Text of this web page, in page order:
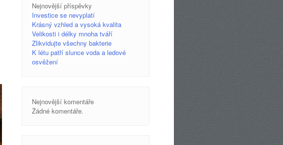
Nejnovější příspěvky
Investice se nevyplatí
Krásný vzhled a vysoká kvalita
Velikosti i délky mnoha tváří
Zlikvidujte všechny bakterie
K létu patří slunce voda a ledové
osvěžení
Nejnovější komentáře
Žádné komentáře.